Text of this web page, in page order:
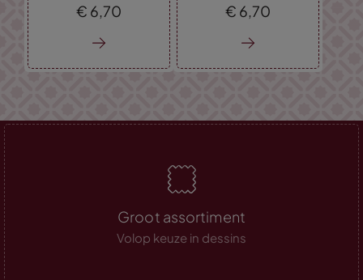
€ 6, 70
€ 6, 70
Groot assortiment
Volop keuze in dessins